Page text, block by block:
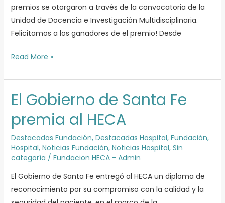
premios se otorgaron a través de la convocatoria de la
Unidad de Docencia e Investigación Multidisciplinaria.
Felicitamos a los ganadores de el premio! Desde
Read More »
El Gobierno de Santa Fe
premia al HECA
Destacadas Fundación, Destacadas Hospital, Fundación,
Hospital, Noticias Fundación, Noticias Hospital, Sin
categoría / Fundacion HECA - Admin
El Gobierno de Santa Fe entregó al HECA un diploma de
reconocimiento por su compromiso con la calidad y la
El
de
Santa
Fe
premia
al
HECA